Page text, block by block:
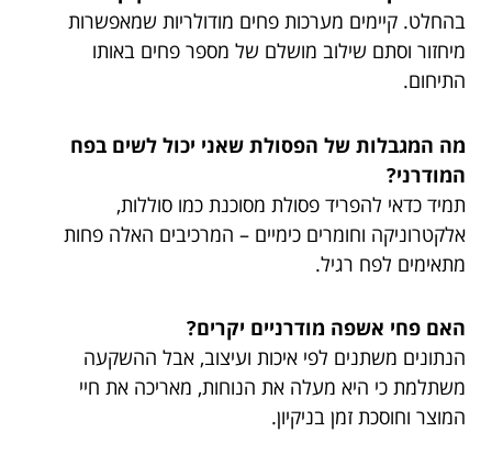
בהחלט. קיימים מערכות פחים מודולריות שמאפשרות
מיחזור וסתם שילוב מושלם של מספר פחים באותו
התיחום.
מה המגבלות של הפסולת שאני יכול לשים בפח
המודרני?
תמיד כדאי להפריד פסולת מסוכנת כמו סוללות,
אלקטרוניקה וחומרים כימיים – המרכיבים האלה פחות
מתאימים לפח רגיל.
האם פחי אשפה מודרניים יקרים?
הנתונים משתנים לפי איכות ועיצוב, אבל ההשקעה
משתלמת כי היא מעלה את הנוחות, מאריכה את חיי
המוצר וחוסכת זמן בניקיון.